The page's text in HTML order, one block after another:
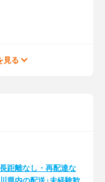
見る
距離なし・再配達な